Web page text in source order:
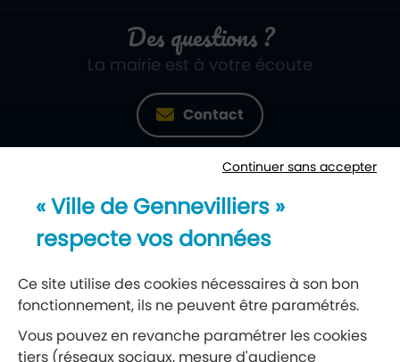
Des questions ?
La mairie est à votre écoute
Contact
Newsletter
Réseaux sociaux
Continuer sans accepter
« Ville de Gennevilliers »
respecte vos données
Ce site utilise des cookies nécessaires à son bon
fonctionnement, ils ne peuvent être paramétrés.
Vous pouvez en revanche paramétrer les cookies
tiers (réseaux sociaux, mesure d'audience